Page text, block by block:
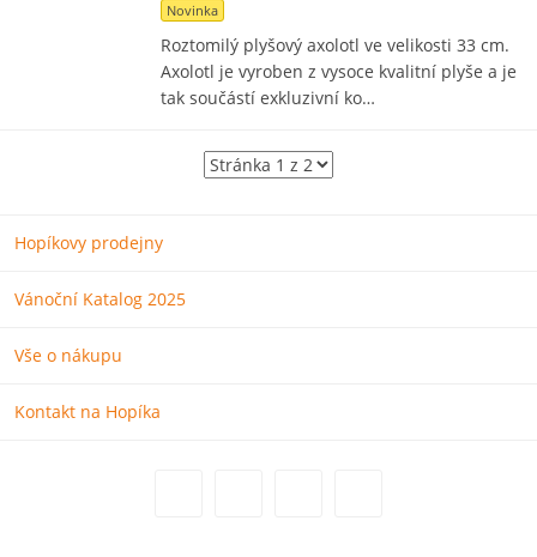
Novinka
Roztomilý plyšový axolotl ve velikosti 33 cm.
Axolotl je vyroben z vysoce kvalitní plyše a je
tak součástí exkluzivní ko…
Hopíkovy prodejny
Vánoční Katalog 2025
Vše o nákupu
Kontakt na Hopíka